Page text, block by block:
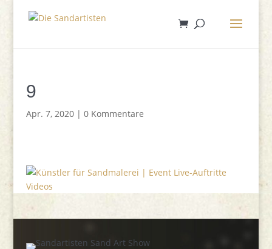
9
Apr. 7, 2020| 0 Kommentare